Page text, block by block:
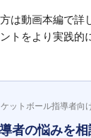
は動画本編で詳
トをより実践的
ットボール指導者向
者の悩みを相